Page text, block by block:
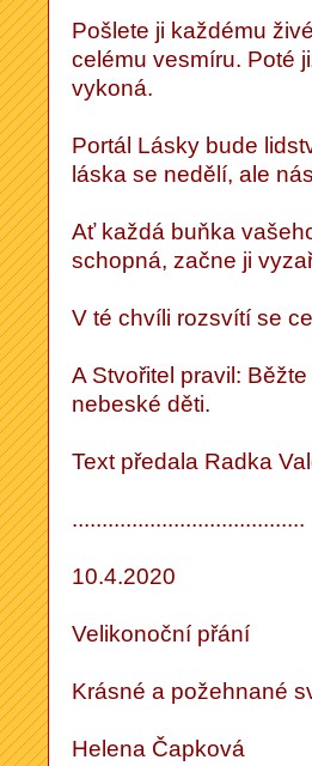
Pošlete ji každému
celému vesmíru. Poté
vykoná.
Portál Lásky bude
láska se nedělí, ale
Ať každá buňka
schopná, začne ji
V té chvíli rozsvítí se
A Stvořitel pravil:
nebeské děti.
Text předala Radka
.......................................
10.4.2020
Velikonoční přání
Krásné a požehnané
Helena Čapková